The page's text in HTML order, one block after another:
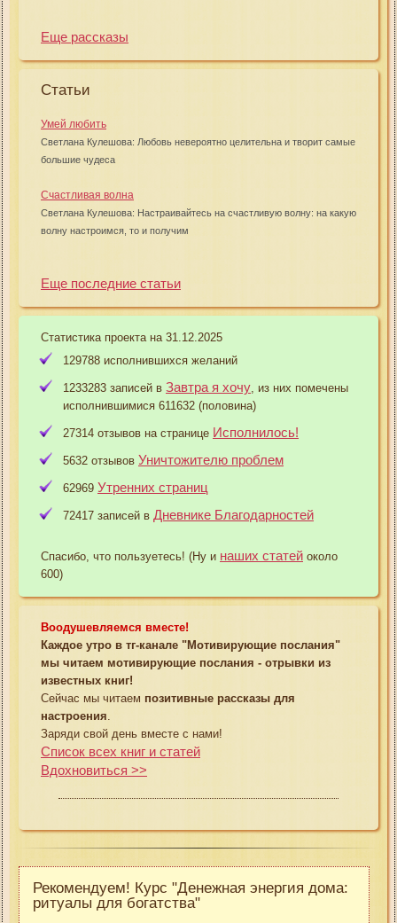
Еще рассказы
Статьи
Умей любить
Светлана Кулешова: Любовь невероятно целительна и творит самые
большие чудеса
Счастливая волна
Светлана Кулешова: Настраивайтесь на счастливую волну: на какую
волну настроимся, то и получим
Еще последние статьи
Статистика проекта на 31.12.2025
129788 исполнившихся желаний
1233283 записей в Завтра я хочу , из них помечены
исполнившимися 611632 (половина)
27314 отзывов на странице Исполнилось!
5632 отзывов Уничтожителю проблем
62969 Утренних страниц
72417 записей в Дневнике Благодарностей
Спасибо, что пользуетесь! (Ну и наших статей около
600)
Воодушевляемся вместе!
Каждое утро в тг-канале "Мотивирующие послания"
мы читаем мотивирующие послания - отрывки из
известных книг!
Сейчас мы читаем позитивные рассказы для
настроения
Заряди свой день вместе с нами!
Список всех книг и статей
Вдохновиться >>
Рекомендуем! Курс "Денежная энергия дома:
ритуалы для богатства"